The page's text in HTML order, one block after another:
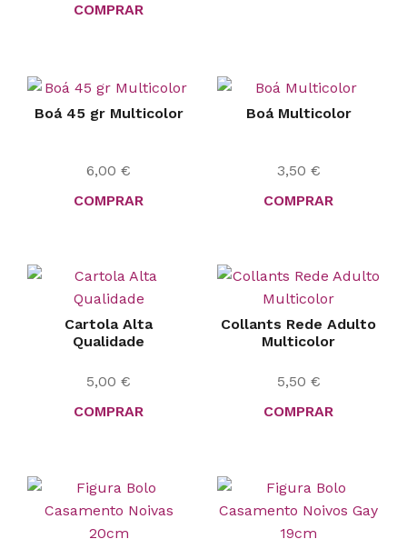
COMPRAR
Boá 45 gr Multicolor
6,00 €
COMPRAR
Boá Multicolor
3,50 €
COMPRAR
Cartola Alta
Qualidade
5,00 €
COMPRAR
Collants Rede Adulto
Multicolor
5,50 €
COMPRAR